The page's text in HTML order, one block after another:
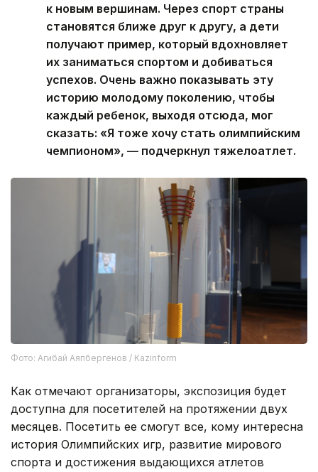
к новым вершинам. Через спорт страны
становятся ближе друг к другу, а дети
получают пример, который вдохновляет
их заниматься спортом и добиваться
успехов. Очень важно показывать эту
историю молодому поколению, чтобы
каждый ребенок, выходя отсюда, мог
сказать: «Я тоже хочу стать олимпийским
чемпионом», — подчеркнул тяжелоатлет.
Фото: Агибай Аяпбергенов / Kazinform
Как отмечают организаторы, экспозиция будет
доступна для посетителей на протяжении двух
месяцев. Посетить ее смогут все, кому интересна
история Олимпийских игр, развитие мирового
спорта и достижения выдающихся атлетов